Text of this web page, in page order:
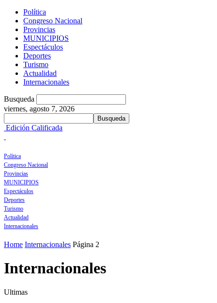
Política
Congreso Nacional
Provincias
MUNICIPIOS
Espectáculos
Deportes
Turismo
Actualidad
Internacionales
Busqueda
viernes, agosto 7, 2026
Edición Calificada
Política
Congreso Nacional
Provincias
MUNICIPIOS
Espectáculos
Deportes
Turismo
Actualidad
Internacionales
Home Internacionales Página 2
Internacionales
Ultimas